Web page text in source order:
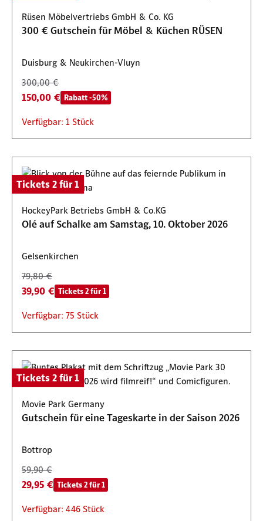
Rüsen Möbelvertriebs GmbH & Co. KG
300 € Gutschein für Möbel & Küchen RÜSEN
Duisburg & Neukirchen-Vluyn
300,00 €
150,00 € Rabatt -50%
Verfügbar: 1 Stück
Tickets 2 für 1
HockeyPark Betriebs GmbH & Co.KG
Olé auf Schalke am Samstag, 10. Oktober 2026
Gelsenkirchen
79,80 €
39,90 € Tickets 2 für 1
Verfügbar: 75 Stück
Tickets 2 für 1
Movie Park Germany
Gutschein für eine Tageskarte in der Saison 2026
Bottrop
59,90 €
29,95 € Tickets 2 für 1
Verfügbar: 446 Stück